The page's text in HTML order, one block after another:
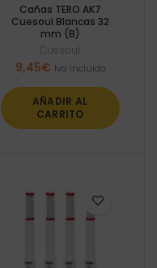
Cañas TERO AK7
Cuesoul Blancas 32
mm (B)
Cuesoul
9,45€ Iva incluido
AÑADIR AL
CARRITO